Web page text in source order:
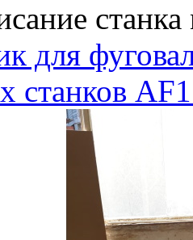
для
станков